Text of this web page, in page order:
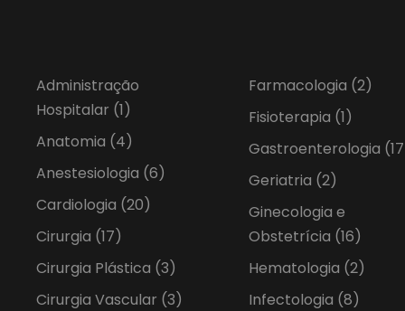
Administração
Hospitalar (1)
Anatomia (4)
Anestesiologia (6)
Cardiologia (20)
Cirurgia (17)
Cirurgia Plástica (3)
Cirurgia Vascular (3)
Farmacologia (2)
Fisioterapia (1)
Gastroenterologia
Geriatria (2)
Ginecologia e
Obstetrícia (16)
Hematologia (2)
Infectologia (8)